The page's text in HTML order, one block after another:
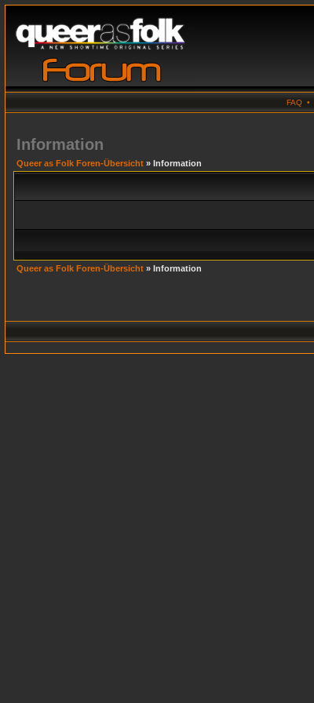
FAQ •
Information
Queer as Folk Foren-Übersicht » Information
Queer as Folk Foren-Übersicht » Information